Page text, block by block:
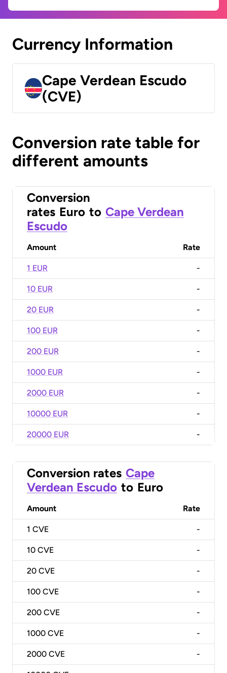
Currency Information
Cape Verdean Escudo
(CVE)
Conversion rate table for
different amounts
Conversion
rates Euro to Cape Verdean
Escudo
Amount Rate
1 EUR -
10 EUR -
20 EUR -
100 EUR -
200 EUR -
1000 EUR -
2000 EUR -
10000 EUR -
20000 EUR -
Conversion rates Cape
Verdean Escudo to Euro
Amount Rate
1 CVE -
10 CVE -
20 CVE -
100 CVE -
200 CVE -
1000 CVE -
2000 CVE -